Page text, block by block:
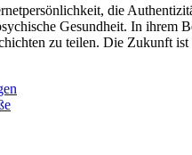
die
Gesundheit. In
zu teilen. Die Zukunft